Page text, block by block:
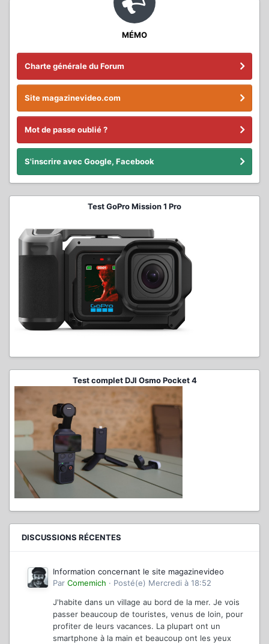
MÉMO
Charte générale du Forum
Site magazinevideo.com
Mot de passe oublié ?
S'inscrire avec Google, Facebook
Test GoPro Mission 1 Pro
Test complet DJI Osmo Pocket 4
DISCUSSIONS RÉCENTES
Information concernant le site magazinevideo
Par Comemich · Posté(e) Mercredi à 18:52
J'habite dans un village au bord de la mer. Je vois
passer beaucoup de touristes, venus de loin, pour
profiter de leurs vacances. La plupart ont un
smartphone à la main et beaucoup ont les yeux